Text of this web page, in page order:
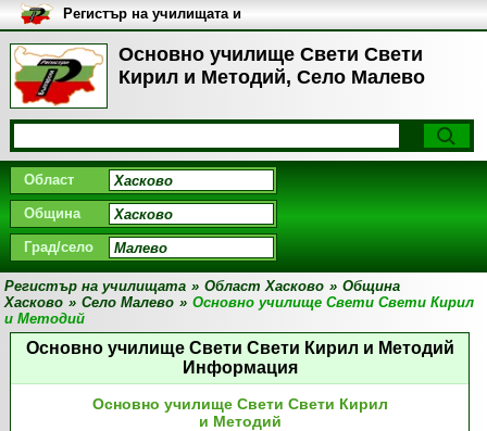
Основно училище Свети Свети
Кирил и Методий, Село Малево
Регистър на училищата и
университетите в България
Област
Община
Град/село
Регистър на училищата » Област Хасково » Община
Хасково » Село Малево » Основно училище Свети Свети Кирил
и Методий
Основно училище Свети Свети Кирил и Методий
Информация
Основно училище Свети Свети Кирил
и Методий